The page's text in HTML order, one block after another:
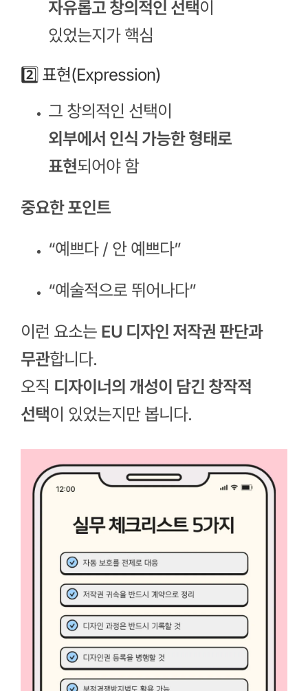
자유롭고 창의적인 선택이
있었는지가 핵심
2️⃣ 표현(Expression)
그 창의적인 선택이
외부에서 인식 가능한 형태로
표현되어야 함
중요한 포인트
“예쁘다 / 안 예쁘다”
“예술적으로 뛰어나다”
이런 요소는 EU 디자인 저작권 판단과
무관합니다.
오직 디자이너의 개성이 담긴 창작적
선택이 있었는지만 봅니다.